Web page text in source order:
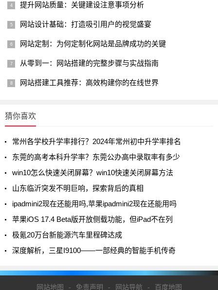
提升网站质量：关键建设注意事项分析
网站设计基础：打造吸引用户的视觉盛宴
网站定制：为何定制化网站是品牌成功的关键
从零到一：网站搭建的完整步骤与实战指南
网站搭建工具推荐：高效构建你的在线世界
猜你喜欢
常州各学校升学率排行？2024年常州初中升学率排名
东莞的高考本科升学率？东莞公办高中录取率有多少
win10怎么快速关闭屏幕？win10快速关闭屏幕方法
山东临沂突发不明巨响，探索背后的真相
ipadmini2现在还能用吗,苹果ipadmini2现在还能用吗
苹果iOS 17.4 Beta版开放侧载功能，但iPad不在列
极氪20万台新能源汽车里程碑达成
深度解析，三星I9100——一部经典的智能手机传奇
网站地图 - 免责声明 - 网站导航 - 百度地图